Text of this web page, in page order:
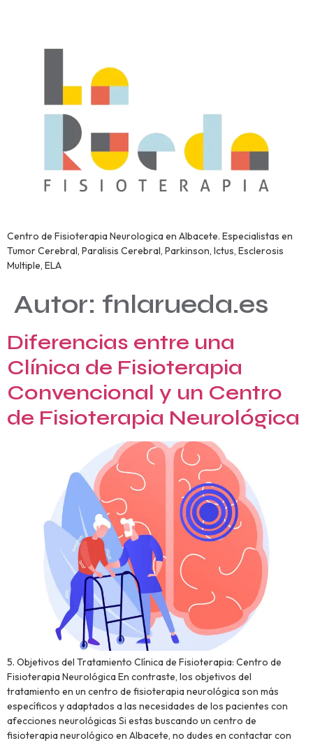
Centro de Fisioterapia Neurologica en Albacete. Especialistas en
Tumor Cerebral, Paralisis Cerebral, Parkinson, Ictus, Esclerosis
Multiple, ELA
Autor: fnlarueda.es
Diferencias entre una
Clínica de Fisioterapia
Convencional y un Centro
de Fisioterapia Neurológica
5. Objetivos del Tratamiento Clínica de Fisioterapia: Centro de
Fisioterapia Neurológica En contraste, los objetivos del
tratamiento en un centro de fisioterapia neurológica son más
específicos y adaptados a las necesidades de los pacientes con
afecciones neurológicas Si estas buscando un centro de
fisioterapia neurológico en Albacete, no dudes en contactar con